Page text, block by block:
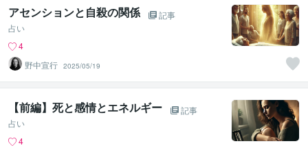
アセンションと自殺の関係
記事
占い
4
野中宣行 2025/05/19
【前編】死と感情とエネルギー
記事
占い
4